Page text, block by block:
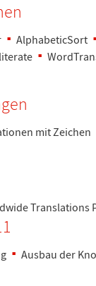
AlphabeticSort
mit Zeichen
Translations
Ausbau der